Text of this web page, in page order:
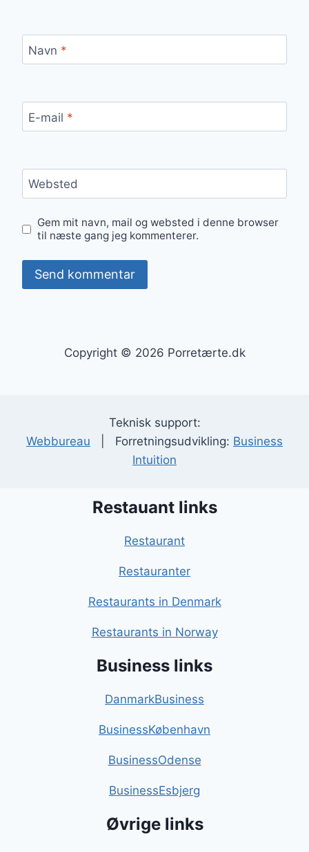
Navn *
E-mail *
Websted
Gem mit navn, mail og websted i denne browser
til næste gang jeg kommenterer.
Copyright © 2026 Porretærte.dk
Teknisk support:
Webbureau | Forretningsudvikling: Business
Intuition
Restauant links
Restaurant
Restauranter
Restaurants in Denmark
Restaurants in Norway
Business links
DanmarkBusiness
BusinessKøbenhavn
BusinessOdense
BusinessEsbjerg
Øvrige links